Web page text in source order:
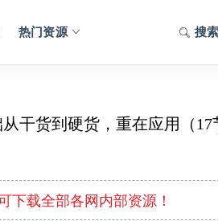
热门资源 搜索
干货到硬货，重在应用（17
下载全部各网内部资源！